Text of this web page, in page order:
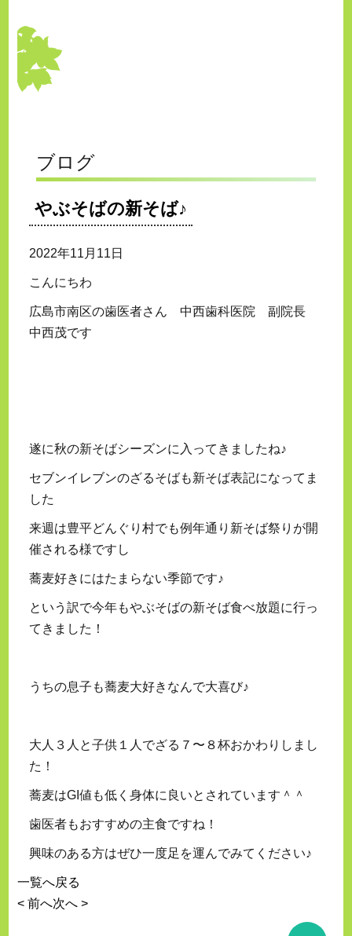
ブログ
やぶそばの新そば♪
2022年11月11日
こんにちわ
広島市南区の歯医者さん 中西歯科医院 副院長
中西茂です
遂に秋の新そばシーズンに入ってきましたね♪
セブンイレブンのざるそばも新そば表記になってま
した
来週は豊平どんぐり村でも例年通り新そば祭りが開
催される様ですし
蕎麦好きにはたまらない季節です♪
という訳で今年もやぶそばの新そば食べ放題に行っ
てきました！
うちの息子も蕎麦大好きなんで大喜び♪
大人３人と子供１人でざる７〜８杯おかわりしまし
た！
蕎麦はGI値も低く身体に良いとされています＾＾
歯医者もおすすめの主食ですね！
興味のある方はぜひ一度足を運んでみてください♪
一覧へ戻る
< 前へ次へ >